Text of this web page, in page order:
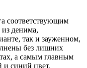
соответствующим
денима,
так и зауженном,
без лишних
а самым главным
и синий цвет.